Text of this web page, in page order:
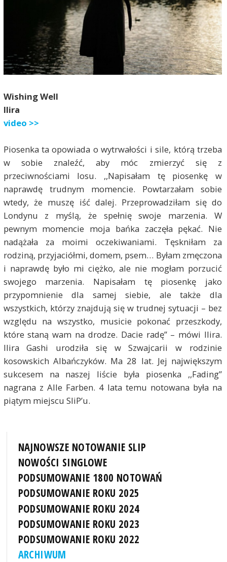
Wishing Well
Ilira
video >>
Piosenka ta opowiada o wytrwałości i sile, którą trzeba
w sobie znaleźć, aby móc zmierzyć się z
przeciwnościami losu. ,,Napisałam tę piosenkę w
naprawdę trudnym momencie. Powtarzałam sobie
wtedy, że muszę iść dalej. Przeprowadziłam się do
Londynu z myślą, że spełnię swoje marzenia. W
pewnym momencie moja bańka zaczęła pękać. Nie
nadążała za moimi oczekiwaniami. Tęskniłam za
rodziną, przyjaciółmi, domem, psem… Byłam zmęczona
i naprawdę było mi ciężko, ale nie mogłam porzucić
swojego marzenia. Napisałam tę piosenkę jako
przypomnienie dla samej siebie, ale także dla
wszystkich, którzy znajdują się w trudnej sytuacji – bez
względu na wszystko, musicie pokonać przeszkody,
które staną wam na drodze. Dacie radę” – mówi Ilira.
Ilira Gashi urodziła się w Szwajcarii w rodzinie
kosowskich Albańczyków. Ma 28 lat. Jej największym
sukcesem na naszej liście była piosenka ,,Fading”
nagrana z Alle Farben. 4 lata temu notowana była na
piątym miejscu SliP’u.
NAJNOWSZE NOTOWANIE SLIP
NOWOŚCI SINGLOWE
PODSUMOWANIE 1800 NOTOWAŃ
PODSUMOWANIE ROKU 2025
PODSUMOWANIE ROKU 2024
PODSUMOWANIE ROKU 2023
PODSUMOWANIE ROKU 2022
ARCHIWUM